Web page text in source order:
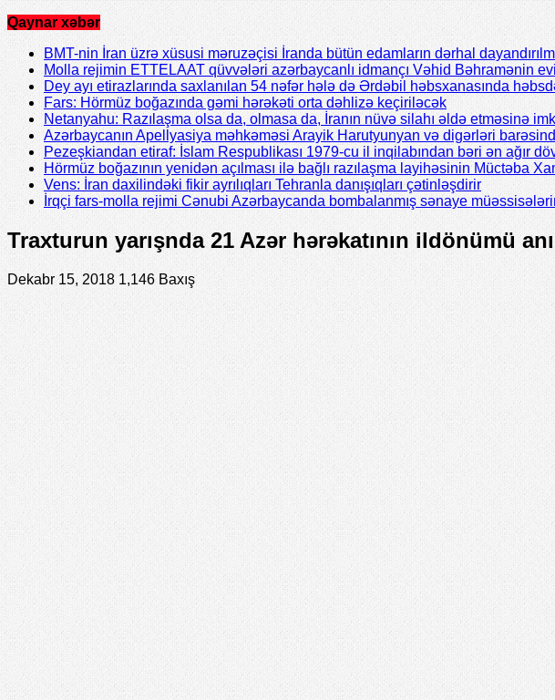
Qaynar xəbər
BMT-nin İran üzrə xüsusi məruzəçisi İranda bütün edamların dərhal
Molla rejimin ETTELAAT qüvvələri azərbaycanlı idmançı Vəhid Bəhramənin
Dey ayı etirazlarında saxlanılan 54 nəfər hələ də Ərdəbil həbsxanasında
Fars: Hörmüz boğazında gəmi hərəkəti orta dəhlizə keçiriləcək
Netanyahu: Razılaşma olsa da, olmasa da, İranın nüvə silahı əldə etməsinə
Azərbaycanın Apellyasiya məhkəməsi Arayik Harutyunyan və digərləri
Pezeşkiandan etiraf: İslam Respublikası 1979-cu il inqilabından bəri ən ağır
Hörmüz boğazının yenidən açılması ilə bağlı razılaşma layihəsinin Müctəba
Vens: İran daxilindəki fikir ayrılıqları Tehranla danışıqları çətinləşdirir
İrqçi fars-molla rejimi Cənubi Azərbaycanda bombalanmış sənaye
Traxturun yarışnda 21 Azər hərəkatının ildönümü
Dekabr 15, 2018 1,146 Baxış